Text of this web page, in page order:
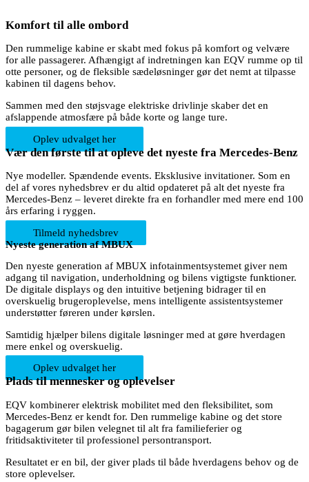
Komfort til alle ombord
Den rummelige kabine er skabt med fokus på komfort og velvære
for alle passagerer. Afhængigt af indretningen kan EQV rumme op til
otte personer, og de fleksible sædeløsninger gør det nemt at tilpasse
kabinen til dagens behov.
Sammen med den støjsvage elektriske drivlinje skaber det en
afslappende atmosfære på både korte og lange ture.
Oplev udvalget her
Vær den første til at opleve det nyeste fra Mercedes-Benz
Nye modeller. Spændende events. Eksklusive invitationer. Som en
del af vores nyhedsbrev er du altid opdateret på alt det nyeste fra
Mercedes-Benz – leveret direkte fra en forhandler med mere end 100
års erfaring i ryggen.
Tilmeld nyhedsbrev
Nyeste generation af MBUX
Den nyeste generation af MBUX infotainmentsystemet giver nem
adgang til navigation, underholdning og bilens vigtigste funktioner.
De digitale displays og den intuitive betjening bidrager til en
overskuelig brugeroplevelse, mens intelligente assistentsystemer
understøtter føreren under kørslen.
Samtidig hjælper bilens digitale løsninger med at gøre hverdagen
mere enkel og overskuelig.
Oplev udvalget her
Plads til mennesker og oplevelser
EQV kombinerer elektrisk mobilitet med den fleksibilitet, som
Mercedes-Benz er kendt for. Den rummelige kabine og det store
bagagerum gør bilen velegnet til alt fra familieferier og
fritidsaktiviteter til professionel persontransport.
Resultatet er en bil, der giver plads til både hverdagens behov og de
store oplevelser.